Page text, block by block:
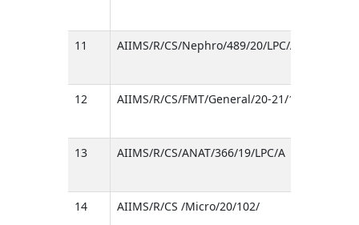
11 AIIMS/R/CS/Nephro/489/20/LPC/A
12 AIIMS/R/CS/FMT/General/20-21/10-11/
13 AIIMS/R/CS/ANAT/366/19/LPC/A
14 AIIMS/R/CS /Micro/20/102/